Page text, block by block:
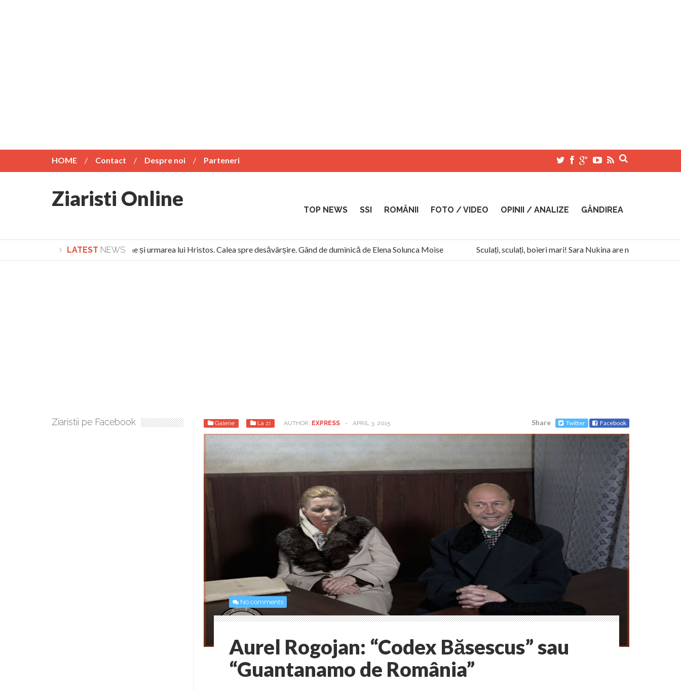
HOME Contact Despre noi Parteneri
Ziaristi Online TOP NEWS SSI ROMÂNII FOTO / VIDEO OPINII / ANALIZE GÂNDIREA
LATEST NEWS
Lepădarea de sine și urmarea lui Hristos. Calea spre desăvârșire. Gând de duminică de Elena Solunca Moise
Sculați, sculați, boieri mari! Sara Nukina are nevoie de ajutorul
Turnătorul DIE Lucian Boia înjură din nou poporul român: “românii sunt slavi, nu latini”. Fostul agent ceaușist de la Humanitas militează pentru federalizarea României
Galerie La zi AUTHOR: EXPRESS - APRIL 3, 2015 Share Twitter Facebook
No comments
Aurel Rogojan: “Codex Băsescus” sau
“Guantanamo de România”
Ziaristii pe Facebook